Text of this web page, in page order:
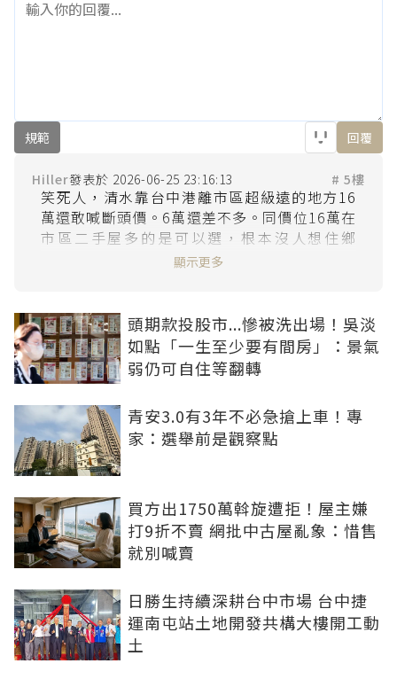
規範 回覆
Hiller 2026-06-25 23:16:13 # 5樓
笑死人，清水靠台中港離市區超級遠的地方16
萬還敢喊斷頭價。6萬還差不多。同價位16萬在
市區二手屋多的是可以選，根本沒人想住鄉
顯示更多
頭期款投股市...慘被洗出場！吳淡
如點「一生至少要有間房」：景氣
弱仍可自住等翻轉
青安3.0有3年不必急搶上車！專
家：選舉前是觀察點
買方出1750萬斡旋遭拒！屋主嫌
打9折不賣 網批中古屋亂象：惜售
就別喊賣
日勝生持續深耕台中市場 台中捷
運南屯站土地開發共構大樓開工動
土